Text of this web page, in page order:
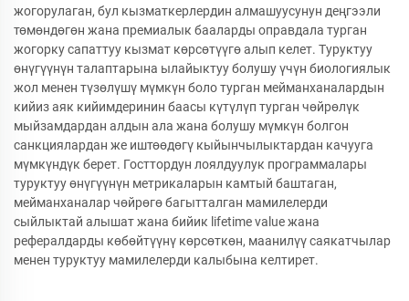
жогорулаган, бул кызматкерлердин алмашуусунун деңгээли
төмөндөгөн жана премиалык бааларды оправдала турган
жогорку сапаттуу кызмат көрсөтүүгө алып келет. Туруктуу
өнүгүүнүн талаптарына ылайыктуу болушу үчүн биологиялык
жол менен түзөлүшү мүмкүн боло турган мейманханалардын
кийиз аяк кийимдеринин баасы күтүлүп турган чөйрөлүк
мыйзамдардан алдын ала жана болушу мүмкүн болгон
санкциялардан же иштөөдөгү кыйынчылыктардан качууга
мүмкүндүк берет. Госттордун лоялдуулук программалары
туруктуу өнүгүүнүн метрикаларын камтый баштаган,
мейманханалар чөйрөгө багытталган мамилелерди
сыйлыктай алышат жана бийик lifetime value жана
рефералдарды көбөйтүүнү көрсөткөн, маанилүү саякатчылар
менен туруктуу мамилелерди калыбына келтирет.